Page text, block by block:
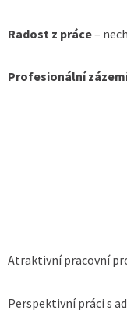
Radost z práce–
Profesionální
Atraktivní pracovní
Perspektivní práci s